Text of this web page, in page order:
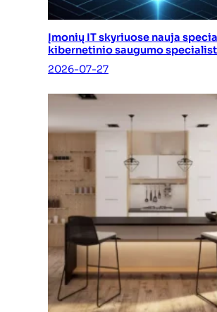
Įmonių IT skyriuose nauja
kibernetinio saugumo
2026-07-27